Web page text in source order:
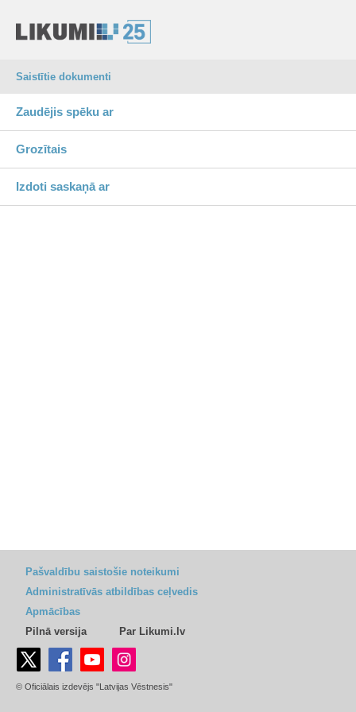
Saistītie dokumenti
Zaudējis spēku ar
Grozītais
Izdoti saskaņā ar
Pašvaldību saistošie noteikumi
Administratīvās atbildības ceļvedis
Apmācības
Pilnā versija
Par Likumi.lv
© Oficiālais izdevējs "Latvijas Vēstnesis"